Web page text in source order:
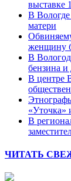
выставке
В Вологде
матери
женщину
В
бензина и
В центре
«Уточка»
В
ЧИТАТЬ